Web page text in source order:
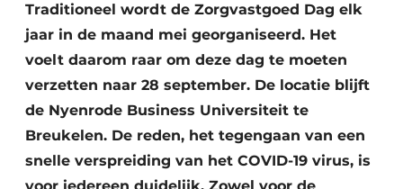
Privacy / Cookie statement
Vacature aanmelden
Vacatures
Video’s
Laboratoria
Traditioneel wordt de Zorgvastgoed Dag elk
jaar in de maand mei georganiseerd. Het
voelt daarom raar om deze dag te moeten
verzetten naar 28 september. De locatie blijft
de Nyenrode Business Universiteit te
Breukelen. De reden, het tegengaan van een
snelle verspreiding van het COVID-19 virus, is